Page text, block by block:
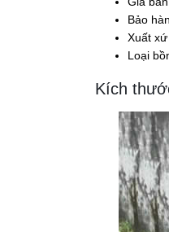
Bảo
Xuất
Loại
Kích